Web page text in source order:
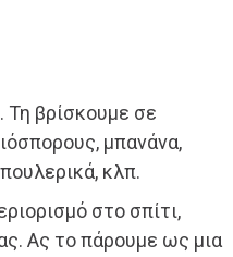
Τη βρίσκουμε σε
μπανάνα,
κλπ.
στο σπίτι,
Ας το πάρουμε ως μια